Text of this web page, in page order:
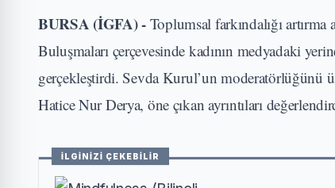
BURSA (İGFA) - Toplumsal farkındalığı
Buluşmaları çerçevesinde kadının medyadaki
gerçekleştirdi. Sevda Kurul’un moderatörlüğünü
Hatice Nur Derya, öne çıkan ayrıntıları
İLGİNİZİ ÇEKEBİLİR